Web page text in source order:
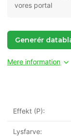
vores portal
Generér
Mere information
Effekt (P):
Lysfarve: